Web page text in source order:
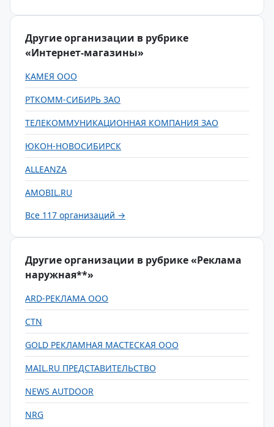
Другие организации в рубрике
«Интернет-магазины»
КАМЕЯ ООО
РТКОММ-СИБИРЬ ЗАО
ТЕЛЕКОММУНИКАЦИОННАЯ КОМПАНИЯ ЗАО
ЮКОН-НОВОСИБИРСК
ALLEANZA
AMOBIL.RU
Все 117 организаций →
Другие организации в рубрике «Реклама
наружная**»
ARD-РЕКЛАМА ООО
CTN
GOLD РЕКЛАМНАЯ МАСТЕСКАЯ ООО
MAIL.RU ПРЕДСТАВИТЕЛЬСТВО
NEWS AUTDOOR
NRG